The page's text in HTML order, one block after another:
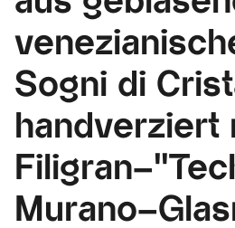
Sogni di
handverziert